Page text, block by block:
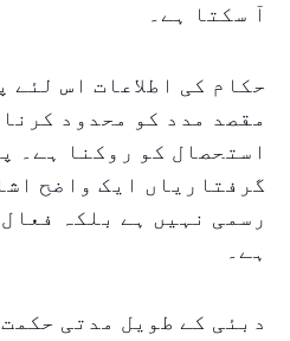
آ سکتا ہے۔
حکام کی اطلاعات اس لئے
مقصد مدد کو محدود کرنا
گرفتاریاں ایک واضح
رسمی نہیں ہے بلکہ
ہے۔
دبئی کے طویل مدتی